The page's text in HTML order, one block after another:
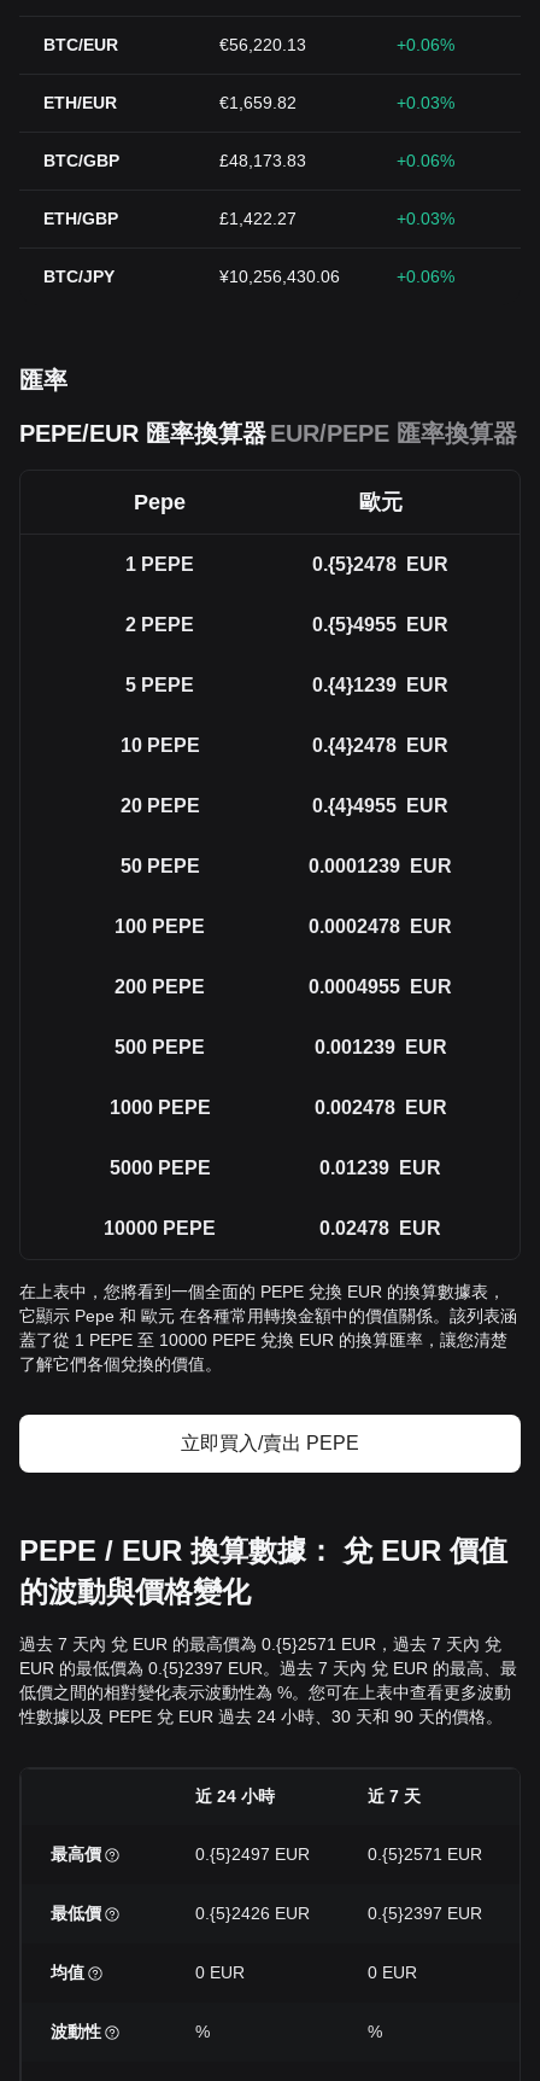
BTC/EUR €56,220.13 +0.06%
ETH/EUR €1,659.82 +0.03%
BTC/GBP £48,173.83 +0.06%
ETH/GBP £1,422.27 +0.03%
BTC/JPY ¥10,256,430.06 +0.06%
匯率
PEPE/EUR 匯率換算器EUR/PEPE 匯率換算器
Pepe 歐元
1 PEPE 0.{5}2478 EUR
2 PEPE 0.{5}4955 EUR
5 PEPE 0.{4}1239 EUR
10 PEPE 0.{4}2478 EUR
20 PEPE 0.{4}4955 EUR
50 PEPE 0.0001239 EUR
100 PEPE 0.0002478 EUR
200 PEPE 0.0004955 EUR
500 PEPE 0.001239 EUR
1000 PEPE 0.002478 EUR
5000 PEPE 0.01239 EUR
10000 PEPE 0.02478 EUR
在上表中，您將看到一個全面的 PEPE 兌換 EUR 的換算數據表，
它顯示 Pepe 和 歐元 在各種常用轉換金額中的價值關係。該列表涵
蓋了從 1 PEPE 至 10000 PEPE 兌換 EUR 的換算匯率，讓您清楚
了解它們各個兌換的價值。
立即買入/賣出 PEPE
PEPE / EUR 換算數據： 兌 EUR 價值
的波動與價格變化
過去 7 天內 兌 EUR 的最高價為 0.{5}2571 EUR，過去 7 天內 兌
EUR 的最低價為 0.{5}2397 EUR。過去 7 天內 兌 EUR 的最高、最
低價之間的相對變化表示波動性為 %。您可在上表中查看更多波動
性數據以及 PEPE 兌 EUR 過去 24 小時、30 天和 90 天的價格。
近 24 小時 近 7 天
最高價 0.{5}2497 EUR 0.{5}2571 EUR
最低價 0.{5}2426 EUR 0.{5}2397 EUR
均值 0 EUR 0 EUR
波動性 % %